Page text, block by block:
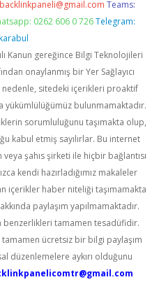
backlinkpaneli@gmail.com Teams:
0262 606 0 726 Telegram:
Kanun gereğince Bilgi Teknolojileri
onaylanmış bir Yer Sağlayıcı
sitedeki içerikleri proaktif
yükümlülüğümüz bulunmamaktadır.
sorumluluğunu taşımakta olup,
kabul etmiş sayılırlar. Bu internet
şahıs şirketi ile hiçbir bağlantısı
kendi hazırladığımız makaleler
içerikler haber niteliği taşımamakta
paylaşım yapılmamaktadır.
benzerlikleri tamamen tesadüfidir.
tamamen ücretsiz bir bilgi paylaşım
düzenlemelere aykırı olduğunu